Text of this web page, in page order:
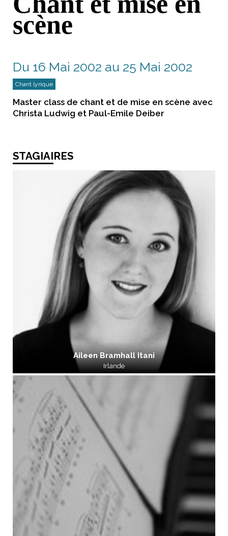
scène
Du 16 Mai 2002 au 25 Mai 2002
Chant lyrique
Master class de chant et de mise en scène avec
Christa Ludwig et Paul-Emile Deiber
STAGIAIRES
Aileen Bramhall Itani
Irlande